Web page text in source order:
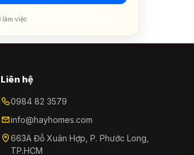
việc
Liên hệ
0984 82 3579
info@hayhomes.com
663A Đỗ Xuân Hợp, P. Phước Long,
TP.HCM